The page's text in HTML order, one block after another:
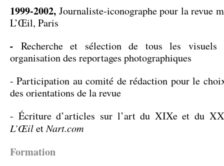
1999-2002, Journaliste-iconographe pour la revue
L’Œil, Paris
- Recherche et sélection de tous les
organisation des reportages photographiques
- Participation au comité de rédaction pour le
des orientations de la revue
- Écriture d’articles sur l’art du XIXe et du
L’ŒiletNart.com
Formation